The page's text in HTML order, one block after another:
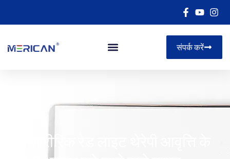
संपर्क करें
पूर्ण शारीरिक रेड लाइट थेरेपी आवृत्ति के